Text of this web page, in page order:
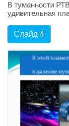
В туманности
удивительная
Слайд 4